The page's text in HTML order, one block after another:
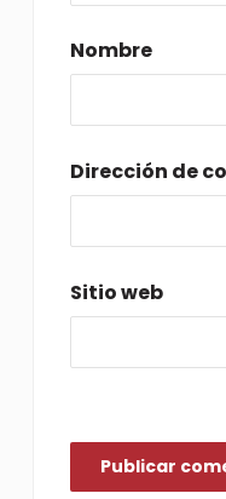
Nombre
Dirección de
Sitio web